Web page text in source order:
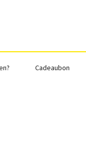
Cadeaubon